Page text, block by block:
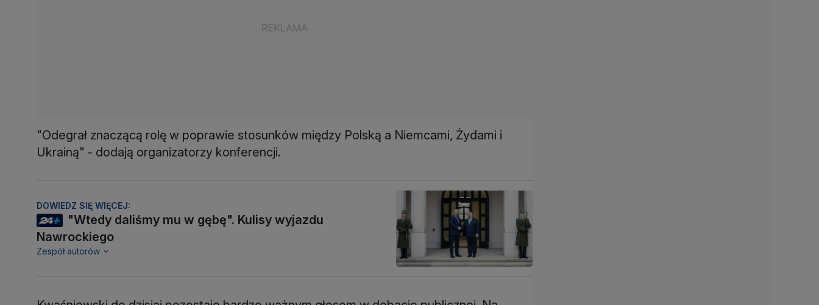
"Odegrał znaczącą rolę w poprawie stosunków między Polską a Niemcami, Żydami i
Ukrainą" - dodają organizatorzy konferencji.
DOWIEDZ SIĘ WIĘCEJ:
"Wtedy daliśmy mu w gębę". Kulisy wyjazdu
Nawrockiego
Zespół autorów